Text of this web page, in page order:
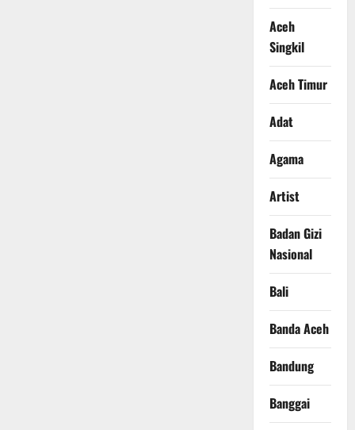
Aceh
Singkil
Aceh Timur
Adat
Agama
Artist
Badan Gizi
Nasional
Bali
Banda Aceh
Bandung
Banggai